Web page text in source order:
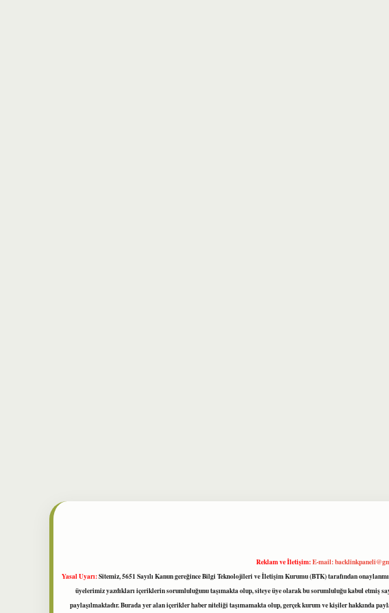
Reklam ve İletişim:E-mail:
Yasal Uyarı:Sitemiz, 5651 Sayılı Kanun gereğince Bilgi Teknolojileri ve İletişim Kurumu (BTK) tarafından
üyelerimiz yazdıkları içeriklerin sorumluluğunu taşımakta olup, siteye üye olarak bu sorumluluğu kabul etmiş
paylaşılmaktadır. Burada yer alan içerikler haber niteliği taşımamakta olup, gerçek kurum ve kişiler hakkında